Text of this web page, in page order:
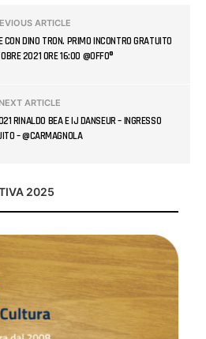
ARTICLE
DINO TRON. PRIMO INCONTRO GRATUITO
2021 ORE 16:00 @OFFO®
NEXT ARTICLE
RINALDO BEA E IJ DANSEUR – INGRESSO
– @CARMAGNOLA
2025